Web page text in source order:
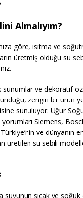
Almalıyım?
göre, ısıtma ve
üretmiş olduğu su
sunumlar ve dekoratif
zengin bir ürün
sunuluyor. Uğur
yorumları Siemens,
ve dünyanın
üretilen su sebili
suyunun sıcak ve soğuk